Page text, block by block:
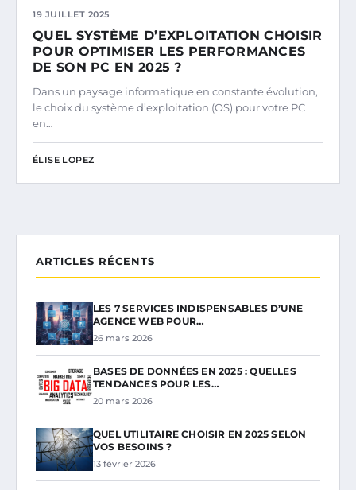
19 JUILLET 2025
QUEL SYSTÈME D’EXPLOITATION CHOISIR
POUR OPTIMISER LES PERFORMANCES
DE SON PC EN 2025 ?
Dans un paysage informatique en constante évolution,
le choix du système d’exploitation (OS) pour votre PC
en…
ÉLISE LOPEZ
ARTICLES RÉCENTS
LES 7 SERVICES INDISPENSABLES D’UNE
AGENCE WEB POUR…
26 mars 2026
BASES DE DONNÉES EN 2025 : QUELLES
TENDANCES POUR LES…
20 mars 2026
QUEL UTILITAIRE CHOISIR EN 2025 SELON
VOS BESOINS ?
13 février 2026